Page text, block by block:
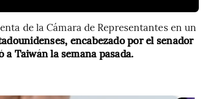
de la Cámara de Representantes en un
encabezado por el senador
Taiwán la semana pasada.